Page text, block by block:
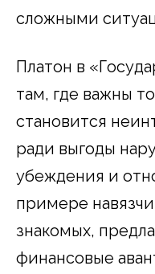
сложными
Платон в
там, где важны
становится
ради выгоды
убеждения и
примере
знакомых,
финансовые